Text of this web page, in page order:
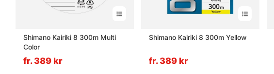
Shimano Kairiki 8 300m Multi
Color
fr. 389 kr
Shimano Kairiki 8 300m Yellow
fr. 389 kr